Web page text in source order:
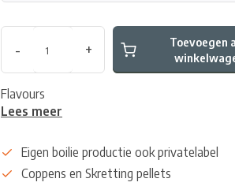
- +
Toevoegen
Flavours
Lees meer
Eigen boilie productie ook privatelabel
Coppens en Skretting pellets